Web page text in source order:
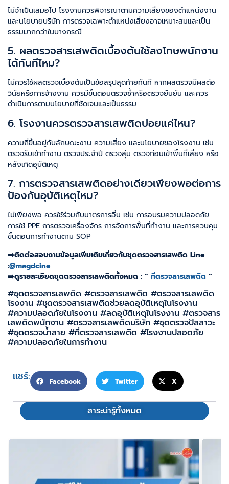
ไม่จำเป็นเสมอไป โรงงานควรพิจารณาตามความเสี่ยงของตำแหน่งงาน
และนโยบายบริษัท การตรวจเฉพาะตำแหน่งเสี่ยงอาจเหมาะสมและเป็น
ธรรมมากกว่าในบางกรณี
5. ผลตรวจสารเสพติดเบื้องต้นใช้ลงโทษพนักงาน
ได้ทันทีไหม?
ไม่ควรใช้ผลตรวจเบื้องต้นเป็นข้อสรุปสุดท้ายทันที หากผลตรวจมีผลต่อ
วินัยหรือการจ้างงาน ควรมีขั้นตอนตรวจซ้ำหรือตรวจยืนยัน และควร
ดำเนินการตามนโยบายที่ชัดเจนและเป็นธรรม
6. โรงงานควรตรวจสารเสพติดบ่อยแค่ไหน?
ความถี่ขึ้นอยู่กับลักษณะงาน ความเสี่ยง และนโยบายของโรงงาน เช่น
ตรวจรับเข้าทำงาน ตรวจประจำปี ตรวจสุ่ม ตรวจก่อนเข้าพื้นที่เสี่ยง หรือ
หลังเกิดอุบัติเหตุ
7. การตรวจสารเสพติดอย่างเดียวเพียงพอต่อการ
ป้องกันอุบัติเหตุไหม?
ไม่เพียงพอ ควรใช้ร่วมกับมาตรการอื่น เช่น การอบรมความปลอดภัย
การใช้ PPE การตรวจเครื่องจักร การจัดการพื้นที่ทำงาน และการควบคุม
ขั้นตอนการทำงานตาม SOP
➡️ติดต่อสอบถามข้อมูลเพิ่มเติมเกี่ยวกับชุดตรวจสารเสพติด Line
:@magdcine
➡️ดูรายละเอียดชุดตรวจสารเสพติดทั้งหมด : ” ที่ตรวจสารเสพติด “
#ชุดตรวจสารเสพติด #ตรวจสารเสพติด #ตรวจสารเสพติด
โรงงาน #ชุดตรวจสารเสพติดช่วยลดอุบัติเหตุในโรงงาน
#ความปลอดภัยในโรงงาน #ลดอุบัติเหตุในโรงงาน #ตรวจสาร
เสพติดพนักงาน #ตรวจสารเสพติดบริษัท #ชุดตรวจปัสสาวะ
#ชุดตรวจน้ำลาย #ที่ตรวจสารเสพติด #โรงงานปลอดภัย
#ความปลอดภัยในการทำงาน
แชร์: Facebook Twitter X
สาระน่ารู้ทั้งหมด
ชุดตรวจนิโคตินคืออะไร ใช้ตรวจอะไร
ได้บ้าง? รู้จักการตรวจสารนิโคตินและ
การใช้งานที่ควรรู้